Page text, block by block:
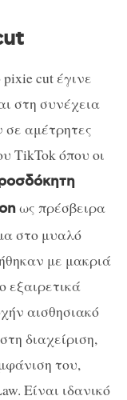
cut έγινε
στη συνέχεια
αμέτρητες
TikTok όπου οι
ως πρέσβειρα
στο μυαλό
με μακριά
εξαιρετικά
αισθησιακό
διαχείριση,
του,
Είναι ιδανικό